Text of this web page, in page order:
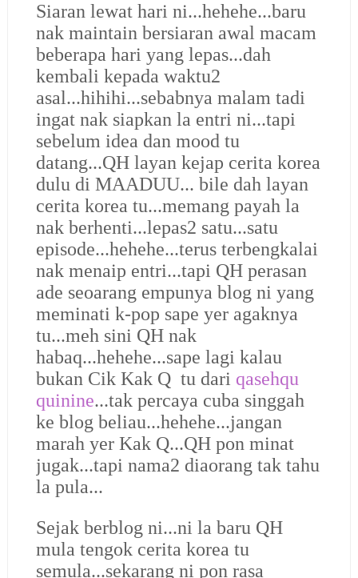
Siaran lewat hari ni...hehehe...baru
nak maintain bersiaran awal macam
beberapa hari yang lepas...dah
kembali kepada waktu2
asal...hihihi...sebabnya malam tadi
ingat nak siapkan la entri ni...tapi
sebelum idea dan mood tu
datang...QH layan kejap cerita korea
dulu di MAADUU... bile dah layan
cerita korea tu...memang payah la
nak berhenti...lepas2 satu...satu
episode...hehehe...terus terbengkalai
nak menaip entri...tapi QH perasan
ade seoarang empunya blog ni yang
meminati k-pop sape yer agaknya
tu...meh sini QH nak
habaq...hehehe...sape lagi kalau
bukan Cik Kak Q tu dari qasehqu
quinine...tak percaya cuba singgah
ke blog beliau...hehehe...jangan
marah yer Kak Q...QH pon minat
jugak...tapi nama2 diaorang tak tahu
la pula...
Sejak berblog ni...ni la baru QH
mula tengok cerita korea tu
semula...sekarang ni pon rasa